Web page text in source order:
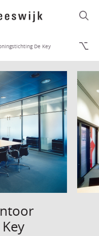
De Key